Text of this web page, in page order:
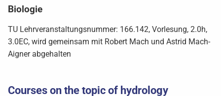
Biologie
TU Lehrveranstaltungsnummer: 166.142, Vorlesung, 2.0h,
3.0EC, wird gemeinsam mit Robert Mach und Astrid Mach-
Aigner abgehalten
Courses on the topic of hydrology